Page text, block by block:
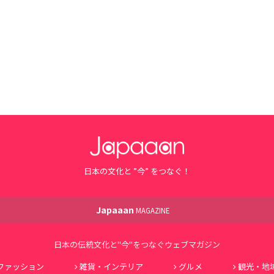
日本の文化と ”今” をつなぐ！
Japaaan MAGAZINE
日本の伝統文化と"今"をつなぐウェブマガジン
ァッション 雑貨・インテリア グルメ 観光・地